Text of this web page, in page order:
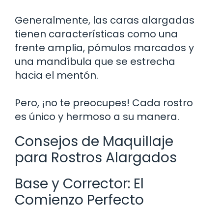
Generalmente, las caras alargadas
tienen características como una
frente amplia, pómulos marcados y
una mandíbula que se estrecha
hacia el mentón.
Pero, ¡no te preocupes! Cada rostro
es único y hermoso a su manera.
Consejos de Maquillaje
para Rostros Alargados
Base y Corrector: El
Comienzo Perfecto